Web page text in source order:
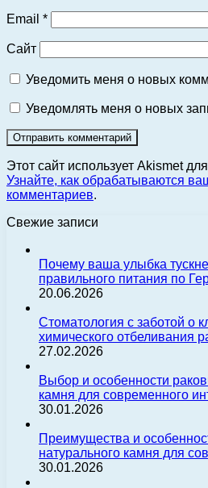
Email *
Сайт
Уведомить меня о новых
Уведомлять меня о новых
Этот сайт использует Akismet
Узнайте, как обрабатываются
комментариев.
Свежие записи
Почему ваша улыбка
правильного питания по
20.06.2026
Стоматология с заботой о
химического отбеливания
27.02.2026
Выбор и особенности
камня для современного
30.01.2026
Преимущества и
натурального камня для
30.01.2026